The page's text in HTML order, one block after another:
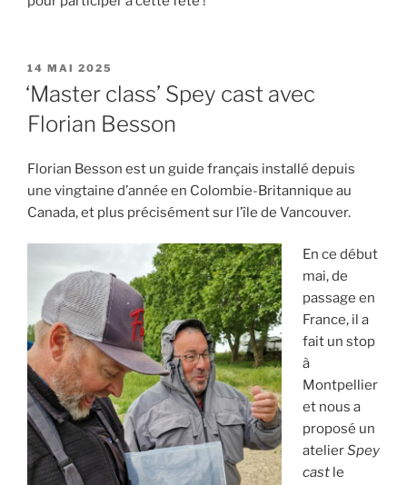
PUBLIÉ
LE
14 MAI 2025
‘Master class’ Spey cast avec
Florian Besson
Florian Besson est un guide français installé depuis
une vingtaine d’année en Colombie-Britannique au
Canada, et plus précisément sur l’île de Vancouver.
En ce début
mai, de
passage en
France, il a
fait un stop
à
Montpellier
et nous a
proposé un
atelierSpey
cast le